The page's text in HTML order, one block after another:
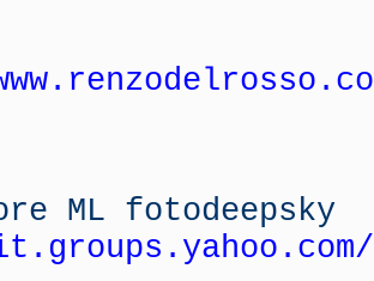
ML fotodeepsky